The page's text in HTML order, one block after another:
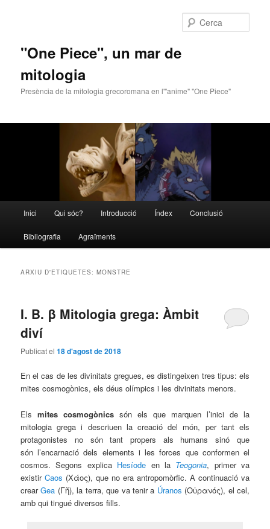
"One Piece", un mar de
mitologia
Presència de la mitologia grecoromana en l'"anime" "One Piece"
principal
Aneu
al
Aneu
al
Inici Qui sóc? Introducció Índex Conclusió
Bibliografia Agraïments
ARXIU D'ETIQUETES:MONSTRE
I. B. β Mitologia grega: Àmbit
diví
Publicat el18 d'agost de 2018
En el cas de les divinitats gregues, es distingeixen tres tipus: els
mites cosmogònics, els déus olímpics i les divinitats menors.
Elsmites cosmogònics són els que marquen l’inici de la
mitologia grega i descriuen la creació del món, per tant els
protagonistes no són tant propers als humans sinó que
són l’encarnació dels elements i les forces que conformen el
cosmos. Segons explica Hesíode en la Teogonia, primer va
existirCaos (Χάος), que no era antropomòrfic. A continuació va
crearGea (Γῆ), la terra, que va tenir a Úranos (Οὐρανός), el cel,
amb qui tingué diversos fills.